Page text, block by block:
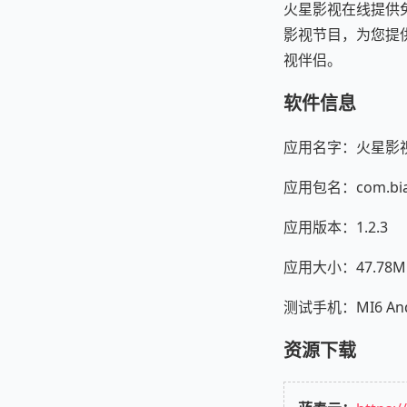
火星影视在线提供
影视节目，为您提
视伴侣。
软件信息
应用名字：火星影
应用包名：
应用版本：1.2.3
应用大小：
测试手机：MI6
资源下载